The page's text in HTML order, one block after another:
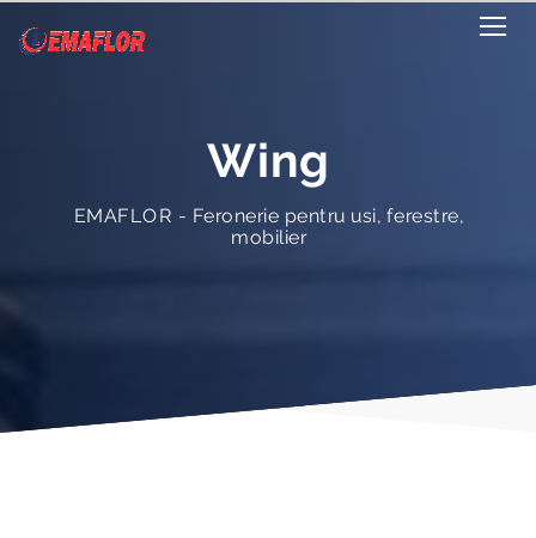
Wing
EMAFLOR - Feronerie pentru usi, ferestre,
mobilier